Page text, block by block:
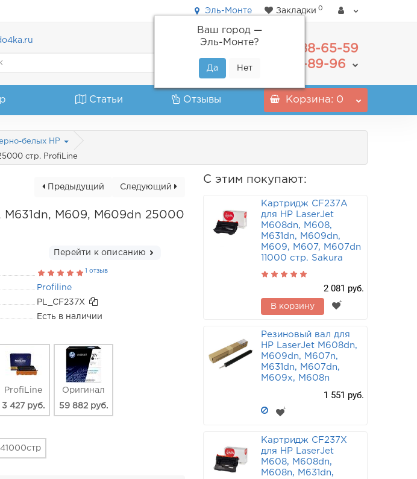
Эль-Монте
Ваш город —
Эль-Монте?
Закладки 0
488-65-59
+7(800) 555-89-96
Статьи Отзывы Корзина: 0
белых HP
стр. ProfiLine
Следующий
Предыдущий
M631dn, M609, M609dn 25000
Перейти к описанию
1 отзыв
Profiline
PL_CF237X
Есть в наличии
ProfiLine
3 427 руб.
Оригинал
59 882 руб.
41000стр
С этим покупают:
Картридж CF237A
для HP LaserJet
M608dn, M608,
M631dn, M609dn,
M609, M607, M607dn
11000 стр. Sakura
2 081 руб.
В корзину
Резиновый вал для
HP LaserJet M608dn,
M609dn, M607n,
M631dn, M607dn,
M609x, M608n
1 551 руб.
Картридж CF237X
для HP LaserJet
M608, M608dn,
M608n, M631dn,